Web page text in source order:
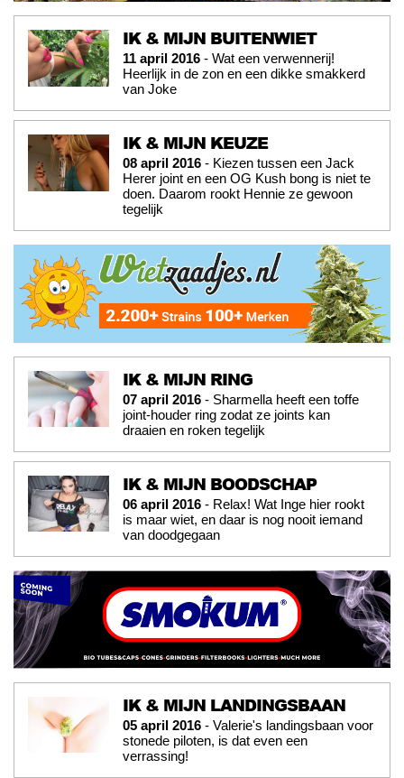
IK & MIJN BUITENWIET
11 april 2016 - Wat een verwennerij!
Heerlijk in de zon en een dikke smakkerd
van Joke
IK & MIJN KEUZE
08 april 2016 - Kiezen tussen een Jack
Herer joint en een OG Kush bong is niet te
doen. Daarom rookt Hennie ze gewoon
tegelijk
IK & MIJN RING
07 april 2016 - Sharmella heeft een toffe
joint-houder ring zodat ze joints kan
draaien en roken tegelijk
IK & MIJN BOODSCHAP
06 april 2016 - Relax! Wat Inge hier rookt
is maar wiet, en daar is nog nooit iemand
van doodgegaan
IK & MIJN LANDINGSBAAN
05 april 2016 - Valerie's landingsbaan voor
stonede piloten, is dat even een
verrassing!